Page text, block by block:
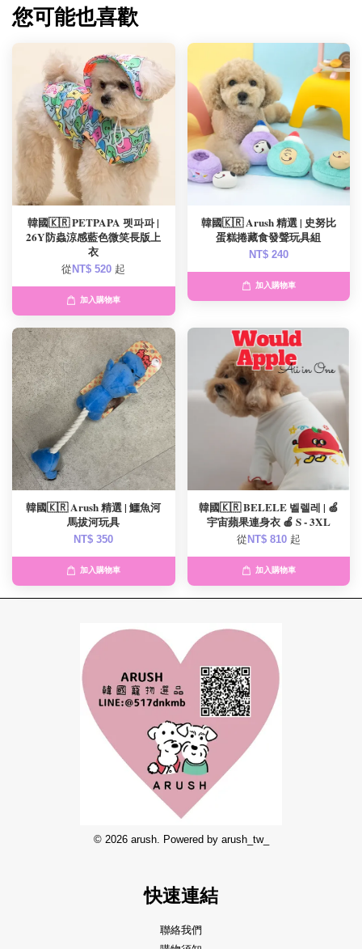
您可能也喜歡
韓國🇰🇷 PETPAPA 펫파파 |
26Y防蟲涼感藍色微笑長版上
衣
從 NT$ 520 起
加入購物車
韓國🇰🇷 Arush 精選 | 史努比
蛋糕捲藏食發聲玩具組
NT$ 240
加入購物車
韓國🇰🇷 Arush 精選 | 鱷魚河
馬拔河玩具
NT$ 350
加入購物車
韓國🇰🇷 BELELE 벨렐레 | 🍏
宇宙蘋果連身衣 🍎 S - 3XL
從 NT$ 810 起
加入購物車
© 2026 arush. Powered by arush_tw_
快速連結
聯絡我們